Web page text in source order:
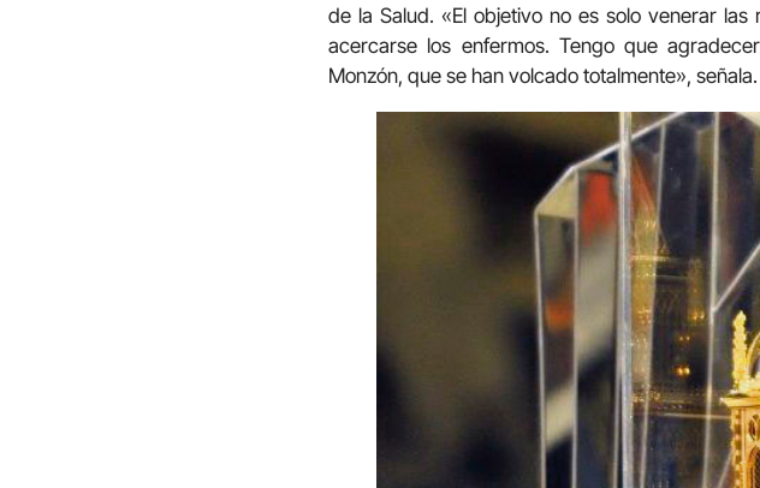
de la Salud. «El objetivo no es solo venerar
acercarse los enfermos. Tengo que
Monzón, que se han volcado totalmente», señala.